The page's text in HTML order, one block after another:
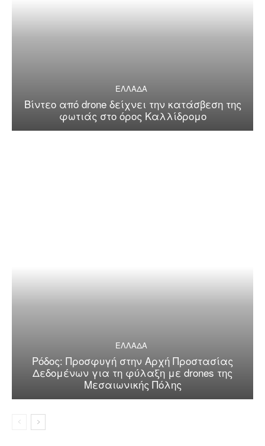
ΕΛΛΑΔΑ
Βίντεο από drone δείχνει την κατάσβεση της
φωτιάς στο όρος Καλλίδρομο
ΕΛΛΑΔΑ
Ρόδος: Προσφυγή στην Αρχή Προστασίας
Δεδομένων για τη φύλαξη με drones της
Μεσαιωνικής Πόλης